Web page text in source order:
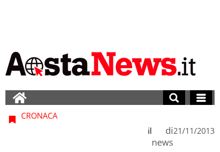
CRONACA
di
news
il 21/11/2013